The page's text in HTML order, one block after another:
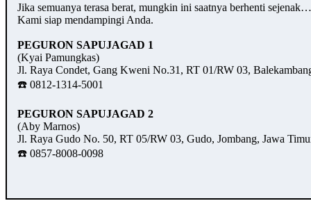
Jika semuanya terasa berat, mungkin ini saatnya berhenti
Kami siap mendampingi Anda.
PEGURON SAPUJAGAD 1
(Kyai Pamungkas)
Jl. Raya Condet, Gang Kweni No.31, RT 01/RW 03,
☎️ 0812-1314-5001
PEGURON SAPUJAGAD 2
(Aby Marnos)
Jl. Raya Gudo No. 50, RT 05/RW 03, Gudo, Jombang, Jawa
☎️ 0857-8008-0098